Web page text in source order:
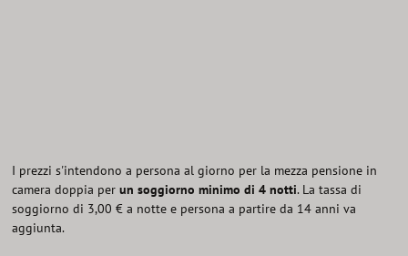
I prezzi s'intendono a persona al giorno per la mezza pensione in
camera doppia perun soggiorno minimo di 4 notti. La tassa di
soggiorno di 3,00 € a notte e persona a partire da 14 anni va
aggiunta.